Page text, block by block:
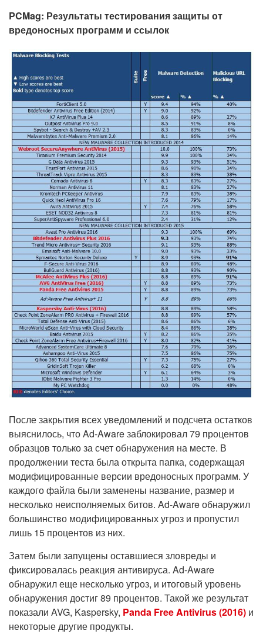
PCMag: Результаты тестирования защиты от
вредоносных программ и ссылок
После закрытия всех уведомлений и подсчета остатков
выяснилось, что Ad-Aware заблокировал 79 процентов
образцов только за счет обнаружения на месте. В
продолжении теста была открыта папка, содержащая
модифицированные версии вредоносных программ. У
каждого файла были заменены название, размер и
несколько неисполняемых битов. Ad-Aware обнаружил
большинство модифицированных угроз и пропустил
лишь 15 процентов из них.
Затем были запущены оставшиеся зловреды и
фиксировалась реакция антивируса. Ad-Aware
обнаружил еще несколько угроз, и итоговый уровень
обнаружения достиг 89 процентов. Такой же результат
показали AVG, Kaspersky, Panda Free Antivirus (2016) и
некоторые другие продукты.